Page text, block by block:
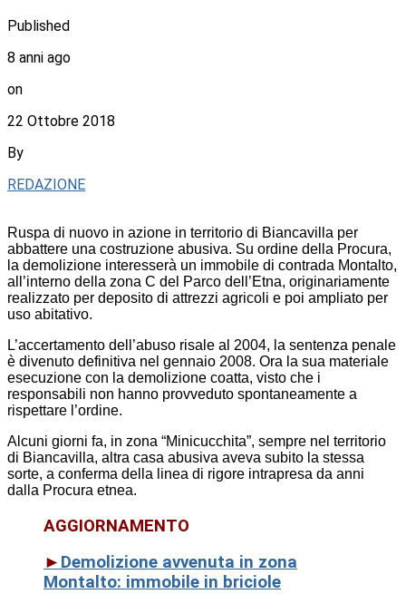
Published
8 anni ago
on
22 Ottobre 2018
By
REDAZIONE
Ruspa di nuovo in azione in territorio di Biancavilla per
abbattere una costruzione abusiva. Su ordine della Procura,
la demolizione interesserà un immobile di contrada Montalto,
all’interno della zona C del Parco dell’Etna, originariamente
realizzato per deposito di attrezzi agricoli e poi ampliato per
uso abitativo.
L’accertamento dell’abuso risale al 2004, la sentenza penale
è divenuto definitiva nel gennaio 2008. Ora la sua materiale
esecuzione con la demolizione coatta, visto che i
responsabili non hanno provveduto spontaneamente a
rispettare l’ordine.
Alcuni giorni fa, in zona “Minicucchita”, sempre nel territorio
di Biancavilla, altra casa abusiva aveva subito la stessa
sorte, a conferma della linea di rigore intrapresa da anni
dalla Procura etnea.
AGGIORNAMENTO
► Demolizione avvenuta in zona
Montalto: immobile in briciole